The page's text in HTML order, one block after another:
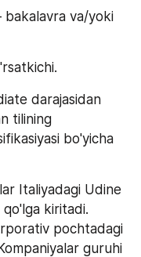
va/yoki
darajasidan
tilining
bo'yicha
Italiyadagi Udine
kiritadi.
pochtadagi
guruhi